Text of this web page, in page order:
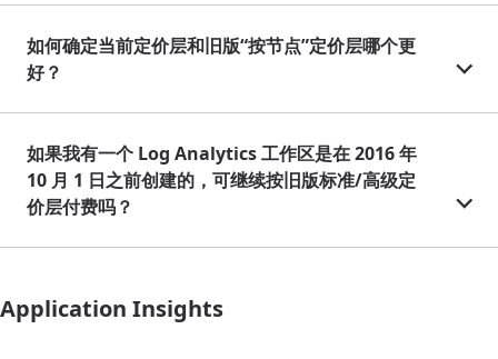
如何确定当前定价层和旧版“按节点”定价层哪个更
好？
如果我有一个 Log Analytics 工作区是在 2016 年
10 月 1 日之前创建的，可继续按旧版标准/高级定
价层付费吗？
Application Insights